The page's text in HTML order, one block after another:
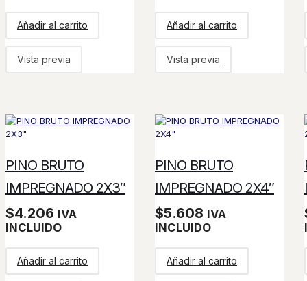
Añadir al carrito
Vista previa
Añadir al carrito
Vista previa
PINO BRUTO
IMPREGNADO 2X3″
$4.206 IVA
INCLUIDO
Añadir al carrito
PINO BRUTO
IMPREGNADO 2X4″
$5.608 IVA
INCLUIDO
Añadir al carrito